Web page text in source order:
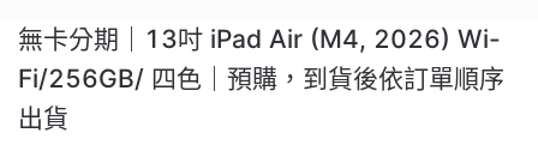
無卡分期｜13吋 iPad Air (M4, 2026) Wi-
Fi/256GB/ 四色｜預購，到貨後依訂單順序
出貨